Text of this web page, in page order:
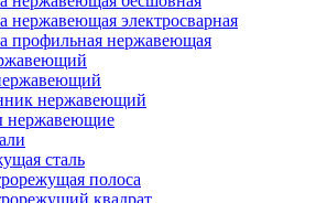
нержавеющая электросварная
профильная нержавеющая
нержавеющий
нержавеющие
сталь
полоса
квадрат